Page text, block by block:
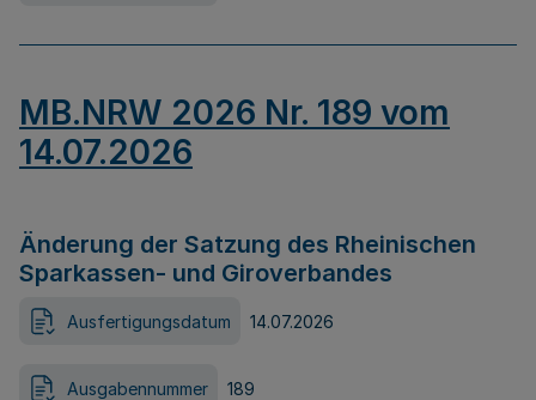
MB.NRW 2026 Nr. 189 vom
14.07.2026
Änderung der Satzung des Rheinischen
Sparkassen- und Giroverbandes
Ausfertigungsdatum 14.07.2026
Ausgabennummer 189